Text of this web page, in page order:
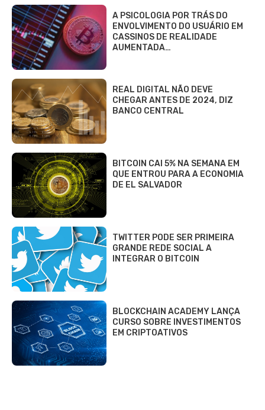
A PSICOLOGIA POR TRÁS DO
ENVOLVIMENTO DO USUÁRIO EM
CASSINOS DE REALIDADE
AUMENTADA…
REAL DIGITAL NÃO DEVE
CHEGAR ANTES DE 2024, DIZ
BANCO CENTRAL
BITCOIN CAI 5% NA SEMANA EM
QUE ENTROU PARA A ECONOMIA
DE EL SALVADOR
TWITTER PODE SER PRIMEIRA
GRANDE REDE SOCIAL A
INTEGRAR O BITCOIN
BLOCKCHAIN ACADEMY LANÇA
CURSO SOBRE INVESTIMENTOS
EM CRIPTOATIVOS